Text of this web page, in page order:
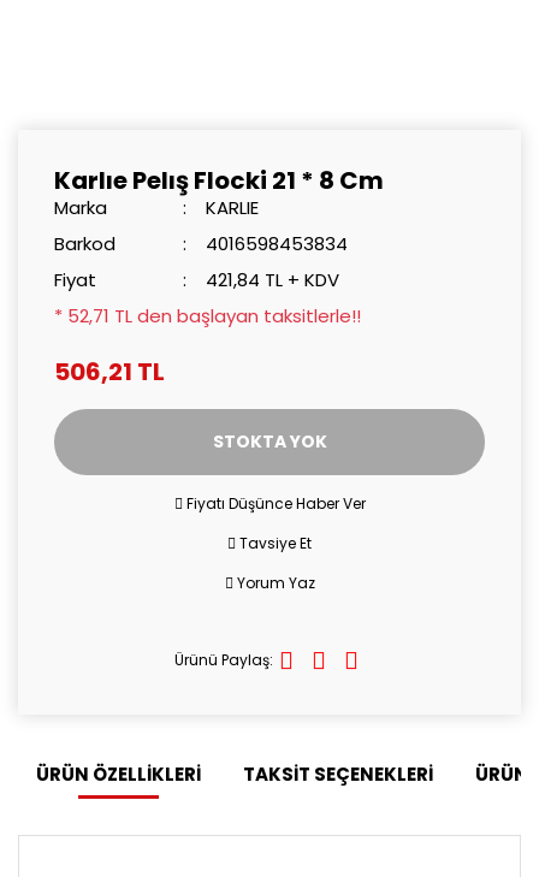
Karlıe Pelış Flocki 21 * 8 Cm
Marka
KARLIE
Barkod
4016598453834
Fiyat
421,84 TL + KDV
* 52,71 TL den başlayan taksitlerle!!
506,21 TL
STOKTA YOK
Fiyatı Düşünce Haber Ver
Tavsiye Et
Yorum Yaz
Ürünü Paylaş:
ÜRÜN ÖZELLİKLERİ TAKSİT SEÇENEKLERİ ÜRÜN